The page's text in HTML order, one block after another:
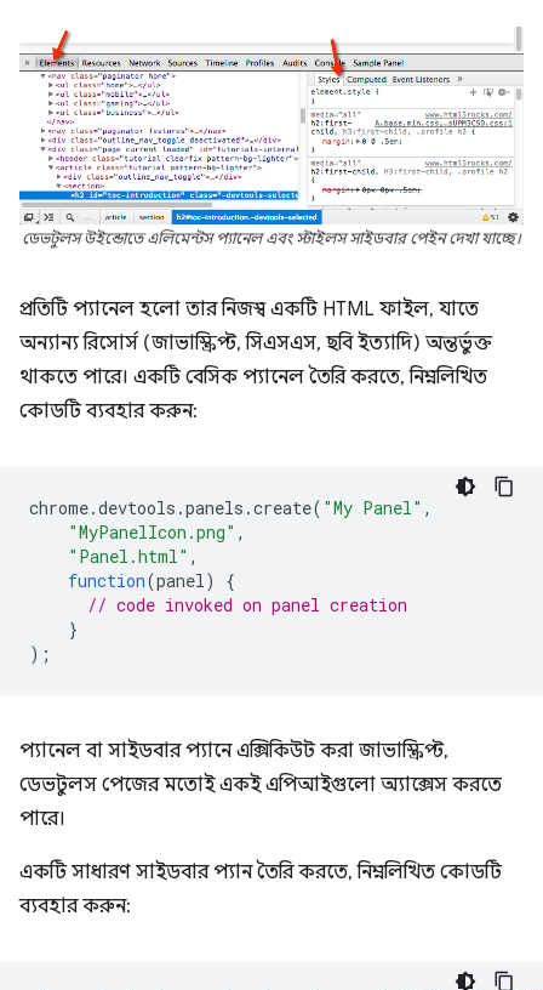
ডেভটুলস উইন্ডোতে এলিমেন্টস প্যানেল এবং স্টাইলস সাইডবার পেইন দেখা যাচ্ছে।
প্রতিটি প্যানেল হলো তার নিজস্ব একটি HTML ফাইল, যাতে
অন্যান্য রিসোর্স (জাভাস্ক্রিপ্ট, সিএসএস, ছবি ইত্যাদি) অন্তর্ভুক্ত
থাকতে পারে। একটি বেসিক প্যানেল তৈরি করতে, নিম্নলিখিত
কোডটি ব্যবহার করুন:
chrome.devtools .panels .create( "My Panel" ,
"MyPanelIcon.png" ,
"Panel.html" ,
function(panel)
{
// code invoked on panel creation
}
);
প্যানেল বা সাইডবার প্যানে এক্সিকিউট করা জাভাস্ক্রিপ্ট,
ডেভটুলস পেজের মতোই একই এপিআইগুলো অ্যাক্সেস করতে
পারে।
একটি সাধারণ সাইডবার প্যান তৈরি করতে, নিম্নলিখিত কোডটি
ব্যবহার করুন: